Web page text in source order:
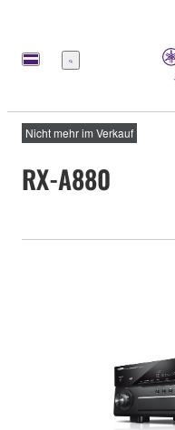
Menü
Nicht mehr im Verkauf
RX-A880